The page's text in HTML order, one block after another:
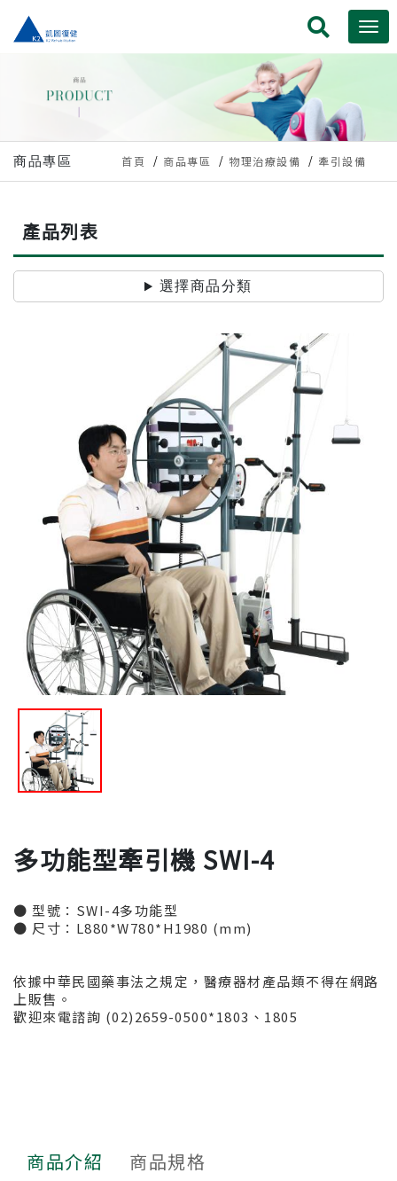
商品專區 首頁 商品專區 物理治療設備 牽引設備
產品列表
選擇商品分類
多功能型牽引機 SWI-4
● 型號：SWI-4多功能型
● 尺寸：L880*W780*H1980 (mm)
依據中華民國藥事法之規定，醫療器材產品類不得在網路
上販售。
歡迎來電諮詢 (02)2659-0500*1803、1805
商品介紹 商品規格